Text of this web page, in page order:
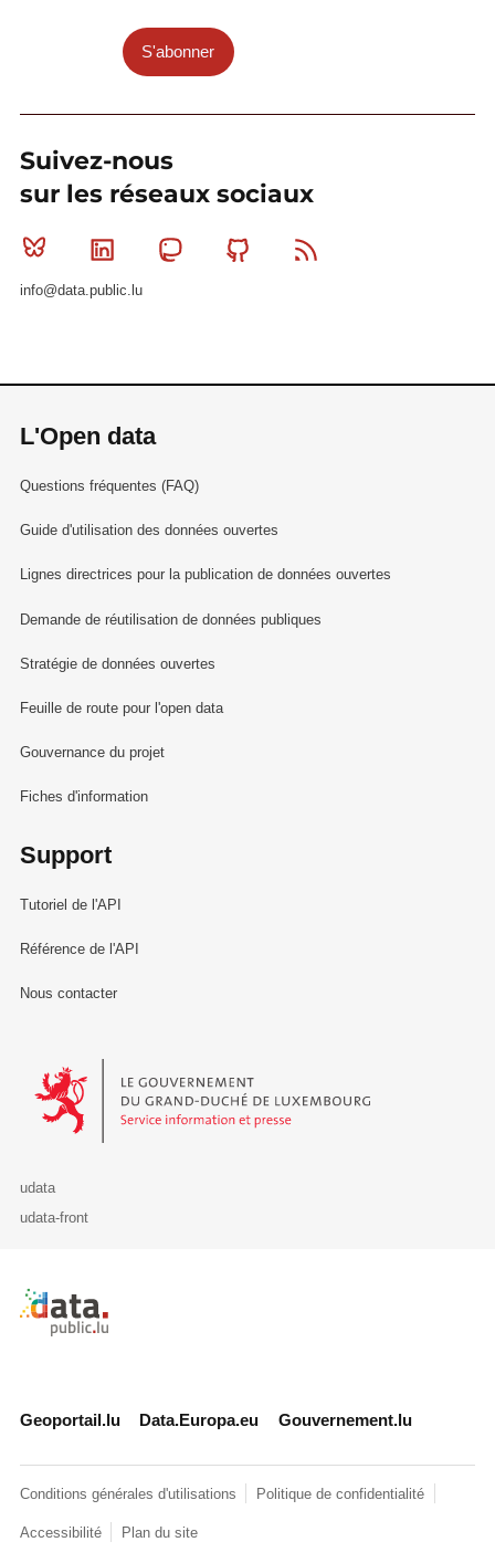
S'abonner
Suivez-nous
sur les réseaux sociaux
Bluesky Linkedin MastodonGithub
info@data.public.lu
L'Open data
Questions fréquentes (FAQ)
Guide d'utilisation des données ouvertes
Lignes directrices pour la publication de données ouvertes
Demande de réutilisation de données publiques
Stratégie de données ouvertes
Feuille de route pour l'open data
Gouvernance du projet
Fiches d'information
Support
Tutoriel de l'API
Référence de l'API
Nous contacter
Le Gouvernement du Grand-Duché de Luxembourg - Service
udata
udata-front
Retour à l'accueil de data.public.lu
Geoportail.lu Data.Europa.eu Gouvernement.lu
Conditions générales d'utilisations Politique de confidentialité
Accessibilité Plan du site